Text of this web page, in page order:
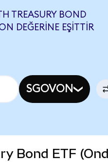
TREASURY BOND
DEĞERINE EŞITTIR
SGOVON
Bond ETF